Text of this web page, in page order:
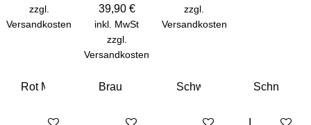
zzgl.
Versandkosten
39,90 €
inkl. MwSt
zzgl.
Versandkosten
zzgl.
Versandkosten